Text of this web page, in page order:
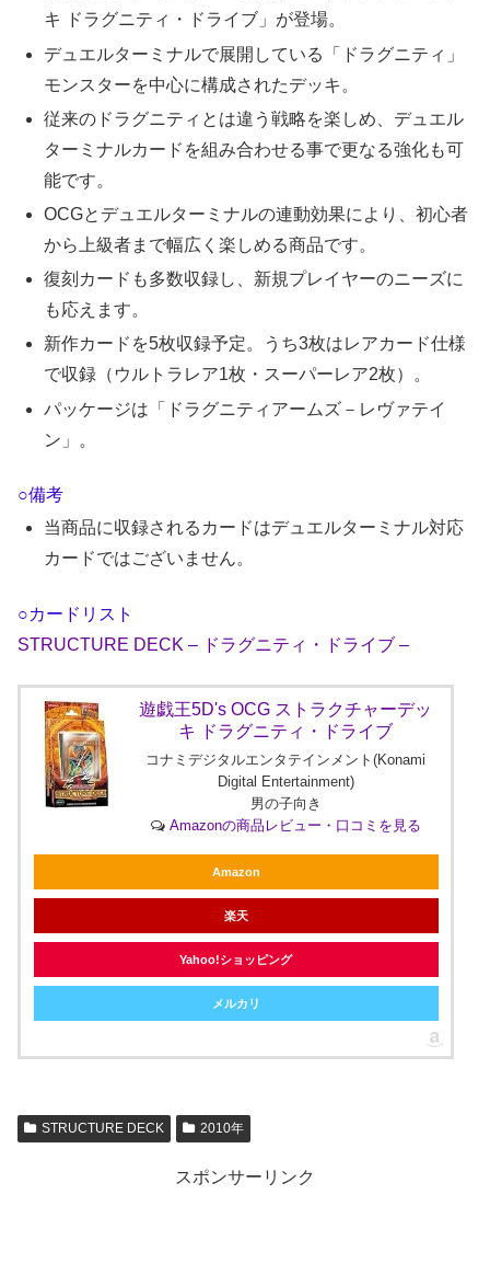
キ ドラグニティ・ドライブ」が登場。
デュエルターミナルで展開している「ドラグニティ」
モンスターを中心に構成されたデッキ。
従来のドラグニティとは違う戦略を楽しめ、デュエル
ターミナルカードを組み合わせる事で更なる強化も可
能です。
OCGとデュエルターミナルの連動効果により、初心者
から上級者まで幅広く楽しめる商品です。
復刻カードも多数収録し、新規プレイヤーのニーズに
も応えます。
新作カードを5枚収録予定。うち3枚はレアカード仕様
で収録（ウルトラレア1枚・スーパーレア2枚）。
パッケージは「ドラグニティアームズ－レヴァテイ
ン」。
○備考
当商品に収録されるカードはデュエルターミナル対応
カードではございません。
○カードリスト
STRUCTURE DECK – ドラグニティ・ドライブ –
遊戯王5D's OCG ストラクチャーデッ
キ ドラグニティ・ドライブ
コナミデジタルエンタテインメント(Konami
Digital Entertainment)
男の子向き
Amazonの商品レビュー・口コミを見る
Amazon
楽天
Yahoo!ショッピング
メルカリ
STRUCTURE DECK 2010年
スポンサーリンク